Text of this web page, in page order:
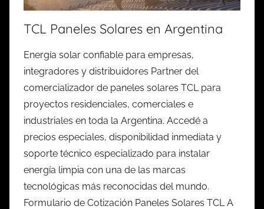
TCL Paneles Solares en Argentina
Energía solar confiable para empresas,
integradores y distribuidores Partner del
comercializador de paneles solares TCL para
proyectos residenciales, comerciales e
industriales en toda la Argentina. Accedé a
precios especiales, disponibilidad inmediata y
soporte técnico especializado para instalar
energía limpia con una de las marcas
tecnológicas más reconocidas del mundo.
Formulario de Cotización Paneles Solares TCL A